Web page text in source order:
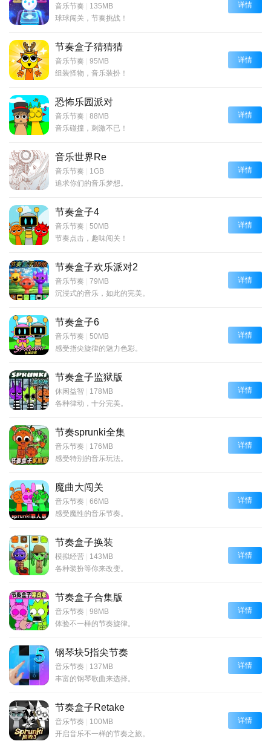
音乐节奏
135MB
球球闯关，节奏挑战！
详情
节奏盒子猜猜猜
音乐节奏
95MB
组装怪物，音乐装扮！
详情
恐怖乐园派对
音乐节奏
88MB
音乐碰撞，刺激不已！
详情
音乐世界Re
音乐节奏
1GB
追求你们的音乐梦想。
详情
节奏盒子4
音乐节奏
50MB
节奏点击，趣味闯关！
详情
节奏盒子欢乐派对2
音乐节奏
79MB
沉浸式的音乐，如此的完美。
详情
节奏盒子6
音乐节奏
50MB
感受指尖旋律的魅力色彩。
详情
节奏盒子监狱版
休闲益智
178MB
各种律动，十分完美。
详情
节奏sprunki全集
音乐节奏
176MB
感受特别的音乐玩法。
详情
魔曲大闯关
音乐节奏
66MB
感受魔性的音乐节奏。
详情
节奏盒子换装
模拟经营
143MB
各种装扮等你来改变。
详情
节奏盒子合集版
音乐节奏
98MB
体验不一样的节奏旋律。
详情
钢琴块5指尖节奏
音乐节奏
137MB
丰富的钢琴歌曲来选择。
详情
节奏盒子Retake
音乐节奏
100MB
开启音乐不一样的节奏之旅。
详情